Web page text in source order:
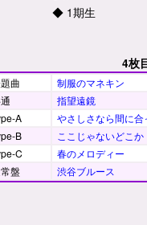
◆ 1期生
4枚
曲
制服のマネキン
指望遠鏡
A
やさしさなら間に合
B
ここじゃないどこか
C
春のメロディー
盤
渋谷ブルース